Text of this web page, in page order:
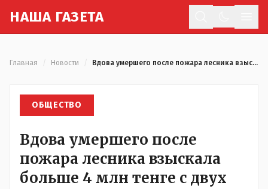
НАША ГАЗЕТА
Главная Новости Вдова умершего после пожара лесника взыскала больше 4 млн тенге с двух госучреждений Костанайской области
ОБЩЕСТВО
Вдова умершего после
пожара лесника взыскала
больше 4 млн тенге с двух